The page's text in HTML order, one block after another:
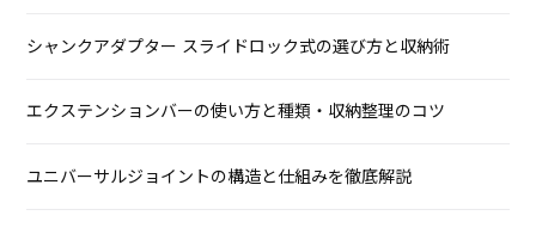
シャンクアダプター スライドロック式の選び方と収納術
エクステンションバーの使い方と種類・収納整理のコツ
ユニバーサルジョイントの構造と仕組みを徹底解説